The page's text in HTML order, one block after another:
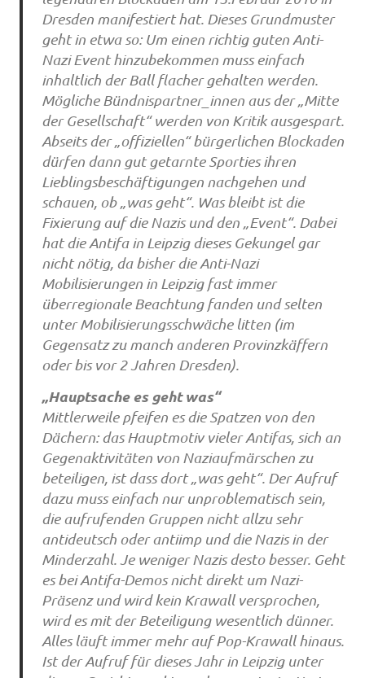
Dresden manifestiert hat. Dieses Grundmuster
geht in etwa so: Um einen richtig guten Anti-
Nazi Event hinzubekommen muss einfach
inhaltlich der Ball flacher gehalten werden.
Mögliche Bündnispartner_innen aus der „Mitte
der Gesellschaft“ werden von Kritik ausgespart.
Abseits der „offiziellen“ bürgerlichen Blockaden
dürfen dann gut getarnte Sporties ihren
Lieblingsbeschäftigungen nachgehen und
schauen, ob „was geht“. Was bleibt ist die
Fixierung auf die Nazis und den „Event“. Dabei
hat die Antifa in Leipzig dieses Gekungel gar
nicht nötig, da bisher die Anti-Nazi
Mobilisierungen in Leipzig fast immer
überregionale Beachtung fanden und selten
unter Mobilisierungsschwäche litten (im
Gegensatz zu manch anderen Provinzkäffern
oder bis vor 2 Jahren Dresden).
„Hauptsache es geht was“
Mittlerweile pfeifen es die Spatzen von den
Dächern: das Hauptmotiv vieler Antifas, sich an
Gegenaktivitäten von Naziaufmärschen zu
beteiligen, ist dass dort „was geht“. Der Aufruf
dazu muss einfach nur unproblematisch sein,
die aufrufenden Gruppen nicht allzu sehr
antideutsch oder antiimp und die Nazis in der
Minderzahl. Je weniger Nazis desto besser. Geht
es bei Antifa-Demos nicht direkt um Nazi-
Präsenz und wird kein Krawall versprochen,
wird es mit der Beteiligung wesentlich dünner.
Alles läuft immer mehr auf Pop-Krawall hinaus.
Ist der Aufruf für dieses Jahr in Leipzig unter